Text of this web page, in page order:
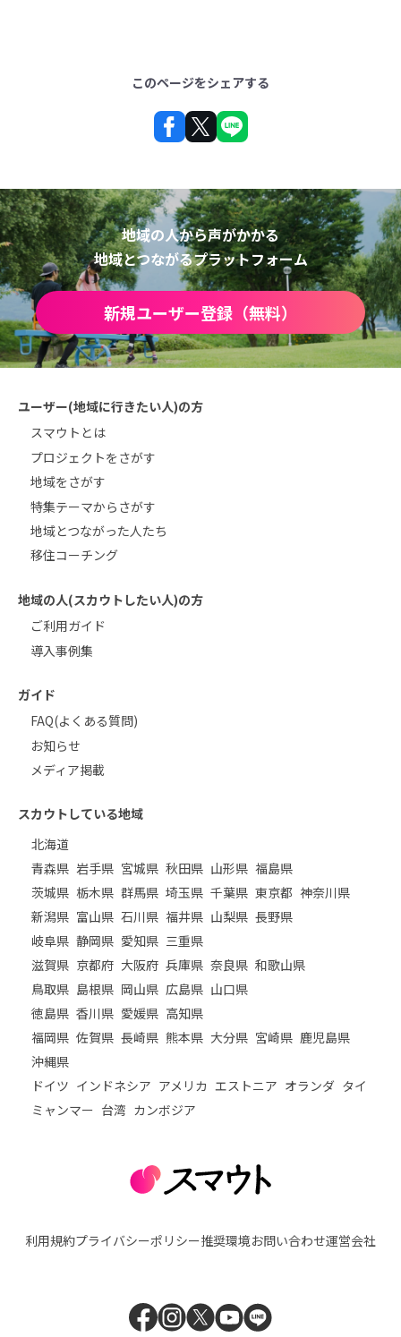
このページをシェアする
地域の人から声がかかる
地域とつながるプラットフォーム
新規ユーザー登録（無料）
ユーザー(地域に行きたい人)の方
スマウトとは
プロジェクトをさがす
地域をさがす
特集テーマからさがす
地域とつながった人たち
移住コーチング
地域の人(スカウトしたい人)の方
ご利用ガイド
導入事例集
ガイド
FAQ(よくある質問)
お知らせ
メディア掲載
スカウトしている地域
北海道
青森県 岩手県 宮城県 秋田県 山形県 福島県
茨城県 栃木県 群馬県 埼玉県 千葉県 東京都 神奈川県
新潟県 富山県 石川県 福井県 山梨県 長野県
岐阜県 静岡県 愛知県 三重県
滋賀県 京都府 大阪府 兵庫県 奈良県 和歌山県
鳥取県 島根県 岡山県 広島県 山口県
徳島県 香川県 愛媛県 高知県
福岡県 佐賀県 長崎県 熊本県 大分県 宮崎県 鹿児島県
沖縄県
ドイツ インドネシア アメリカ エストニア オランダ タイ
ミャンマー 台湾 カンボジア
利用規約プライバシーポリシー推奨環境お問い合わせ運営会社